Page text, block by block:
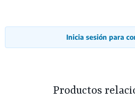
Inicia sesión para
Productos